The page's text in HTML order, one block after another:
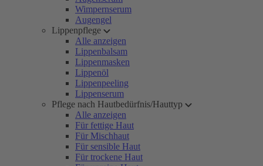
Wimpernserum
Augengel
Lippenpflege
Alle anzeigen
Lippenbalsam
Lippenmasken
Lippenöl
Lippenpeeling
Lippenserum
Pflege nach Hautbedürfnis/Hauttyp
Alle anzeigen
Für fettige Haut
Für Mischhaut
Für sensible Haut
Für trockene Haut